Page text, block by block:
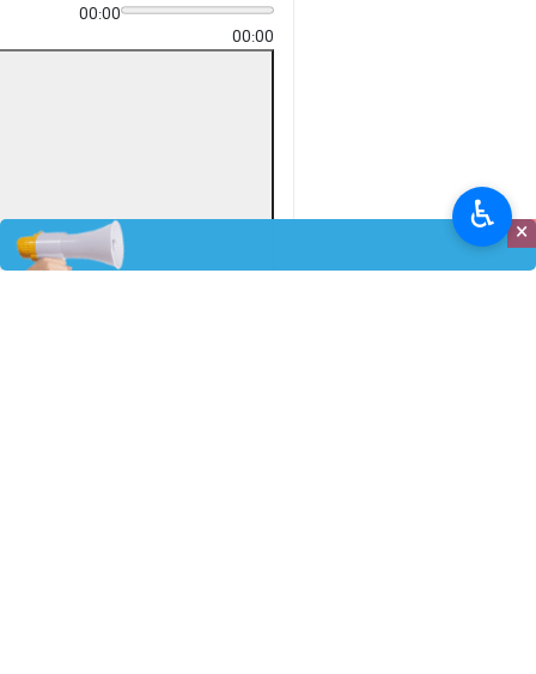
×
00:00
00:00
♿︎